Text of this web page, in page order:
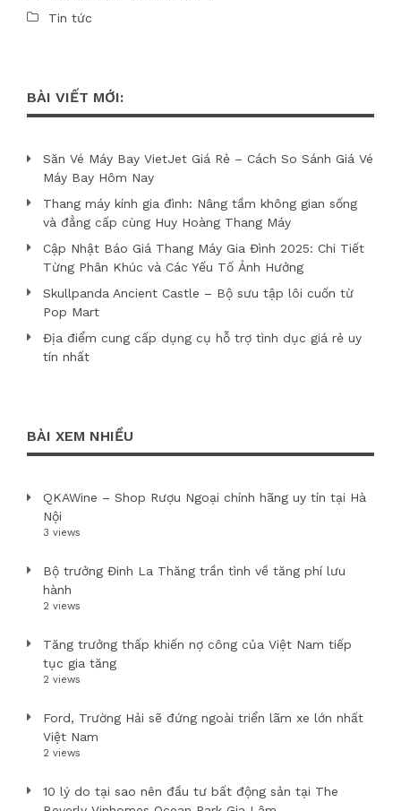
Tin tức
BÀI VIẾT MỚI:
Săn Vé Máy Bay VietJet Giá Rẻ – Cách So Sánh Giá Vé
Máy Bay Hôm Nay
Thang máy kính gia đình: Nâng tầm không gian sống
và đẳng cấp cùng Huy Hoàng Thang Máy
Cập Nhật Báo Giá Thang Máy Gia Đình 2025: Chi Tiết
Từng Phân Khúc và Các Yếu Tố Ảnh Hưởng
Skullpanda Ancient Castle – Bộ sưu tập lôi cuốn từ
Pop Mart
Địa điểm cung cấp dụng cụ hỗ trợ tình dục giá rẻ uy
tín nhất
BÀI XEM NHIỀU
QKAWine – Shop Rượu Ngoại chính hãng uy tín tại Hà
Nội
3 views
Bộ trưởng Đinh La Thăng trần tình về tăng phí lưu
hành
2 views
Tăng trưởng thấp khiến nợ công của Việt Nam tiếp
tục gia tăng
2 views
Ford, Trường Hải sẽ đứng ngoài triển lãm xe lớn nhất
Việt Nam
2 views
10 lý do tại sao nên đầu tư bất động sản tại The